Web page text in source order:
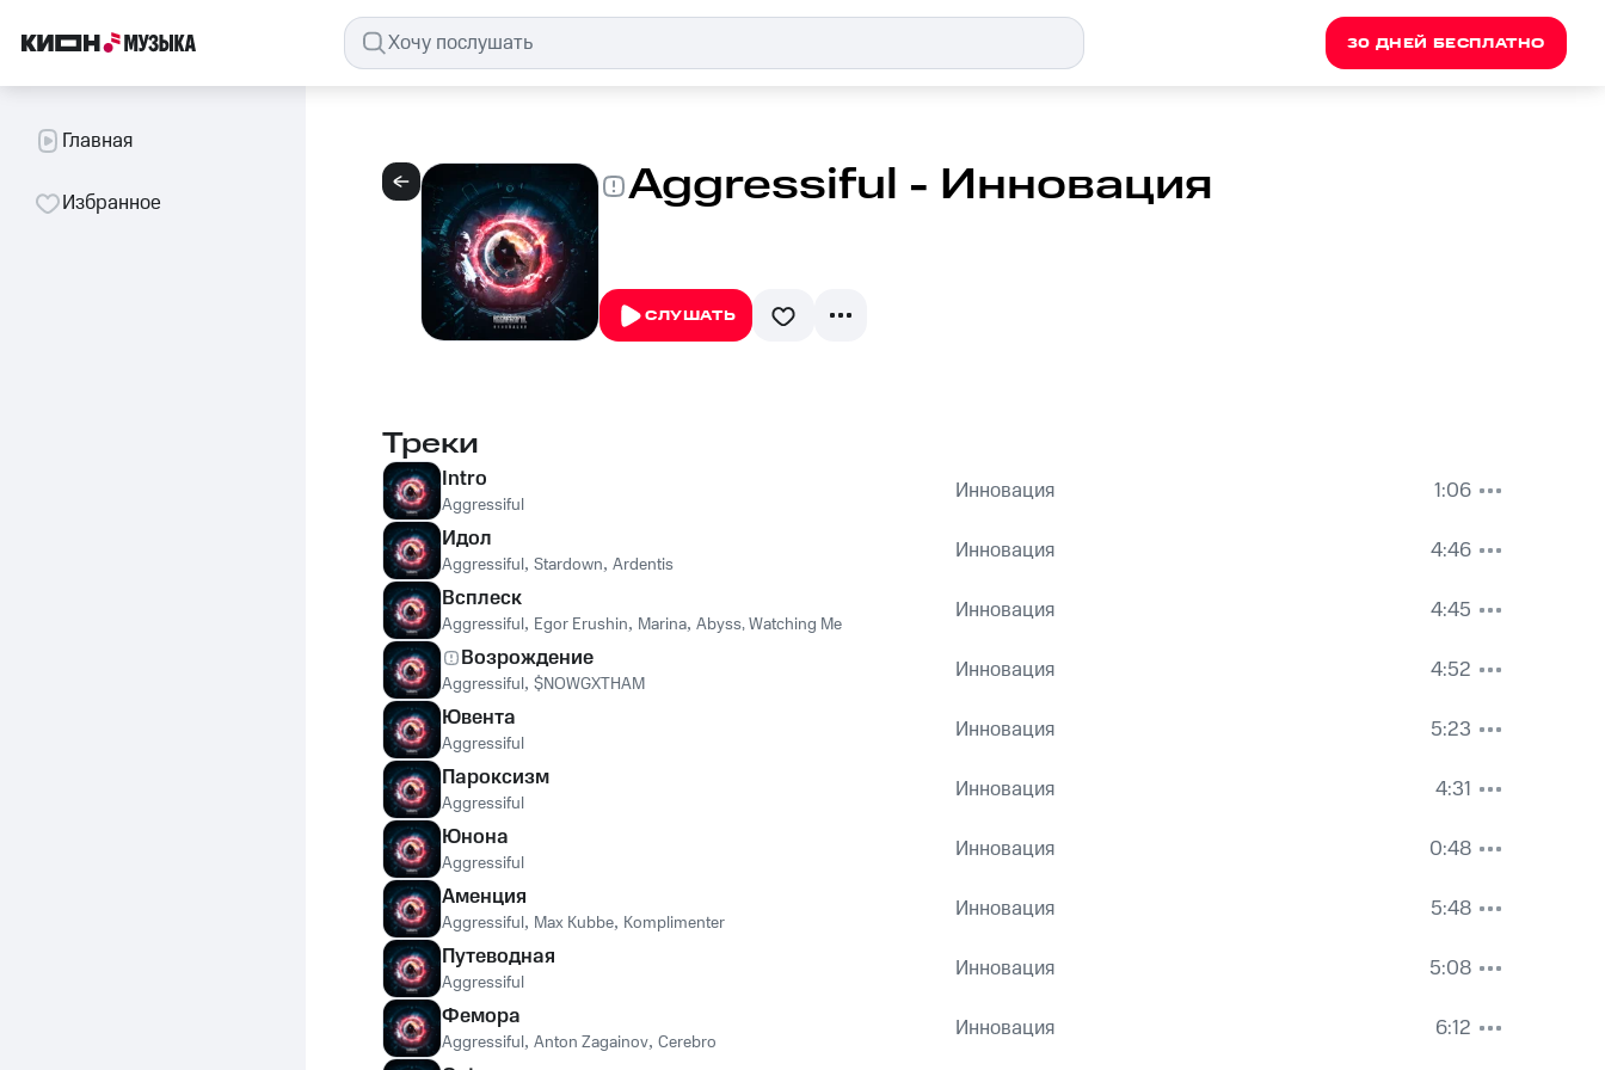
30 ДНЕЙ БЕСПЛАТНО
Главная
Избранное Aggressiful - Инновация
СЛУШАТЬ
Треки
Intro
Aggressiful Инновация
1:06
Идол
Aggressiful, Stardown, Ardentis Инновация
4:46
Всплеск
Aggressiful, Egor Erushin, Marina, Abyss, Watching Me Инновация
4:45
Возрождение
Aggressiful, $NOWGXTHAM Инновация
4:52
Ювента
Aggressiful Инновация
5:23
Пароксизм
Aggressiful Инновация
4:31
Юнона
Aggressiful Инновация
0:48
Аменция
Aggressiful, Max Kubbe, Komplimenter Инновация
5:48
Путеводная
Aggressiful Инновация
5:08
Фемора
Aggressiful, Anton Zagainov, Cerebro Инновация
6:12